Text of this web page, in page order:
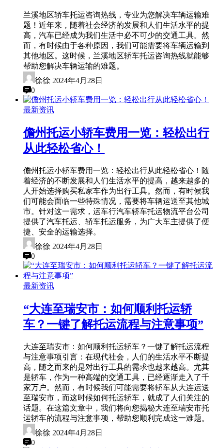
兰溪地区轿车托运咨询热线，专业为您解决车辆运输难
题！近年来，随着社会经济的发展和人们生活水平的提
高，汽车已经成为我们生活中必不可少的交通工具。然
而，有时候由于各种原因，我们可能需要将车辆运输到
其他地区。这时候，兰溪地区轿车托运咨询热线就能够
帮助您解决车辆运输的难题。
徐徐 2024年4月28日
0
最新资讯
儋州托运小轿车费用一览：轻松出行
从此轻松省心！
儋州托运小轿车费用一览：轻松出行从此轻松省心！随
着经济的不断发展和人们生活水平的提高，越来越多的
人开始选择购买私家车作为出行工具。然而，有时候我
们可能会面临一些特殊情况，需要将车辆运送至其他城
市。针对这一需求，运车行汽车轿车托运物流平台公司
提供了汽车托运、轿车托运服务，为广大车主提供了便
捷、安全的运输选择。
徐徐 2024年4月28日
0
最新资讯
“大连至瑞安市：如何顺利托运轿
车？一键了解托运流程与注意事项”
大连至瑞安市：如何顺利托运轿车？一键了解托运流程
与注意事项引言：在现代社会，人们的生活水平不断提
高，随之而来的是对出行工具的需求也越来越高。尤其
是轿车，作为一种高端的交通工具，已经逐渐走入了千
家万户。然而，有时候我们可能需要将轿车从大连运送
至瑞安市，而这时候如何托运轿车，就成了人们关注的
话题。在这篇文章中，我们将向您揭秘大连至瑞安市托
运轿车的流程与注意事项，帮助您顺利完成这一难题。
徐徐 2024年4月28日
0